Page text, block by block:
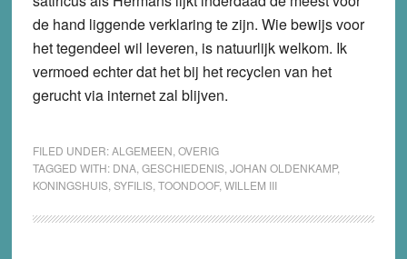
de hand liggende verklaring te zijn. Wie bewijs voor
het tegendeel wil leveren, is natuurlijk welkom. Ik
vermoed echter dat het bij het recyclen van het
gerucht via internet zal blijven.
FILED UNDER:ALGEMEEN OVERIG
TAGGED WITH: DNA, GESCHIEDENIS, JOHAN OLDENKAMP,
KONINGSHUIS, SYFILIS, TOONDOOF, WILLEM III